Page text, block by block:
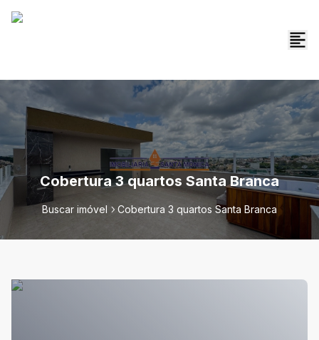
Cobertura 3 quartos Santa Branca
Buscar imóvel Cobertura 3 quartos Santa Branca